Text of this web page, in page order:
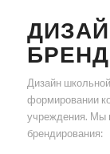
Дизайн
формировании
учреждения. Мы
брендирования: